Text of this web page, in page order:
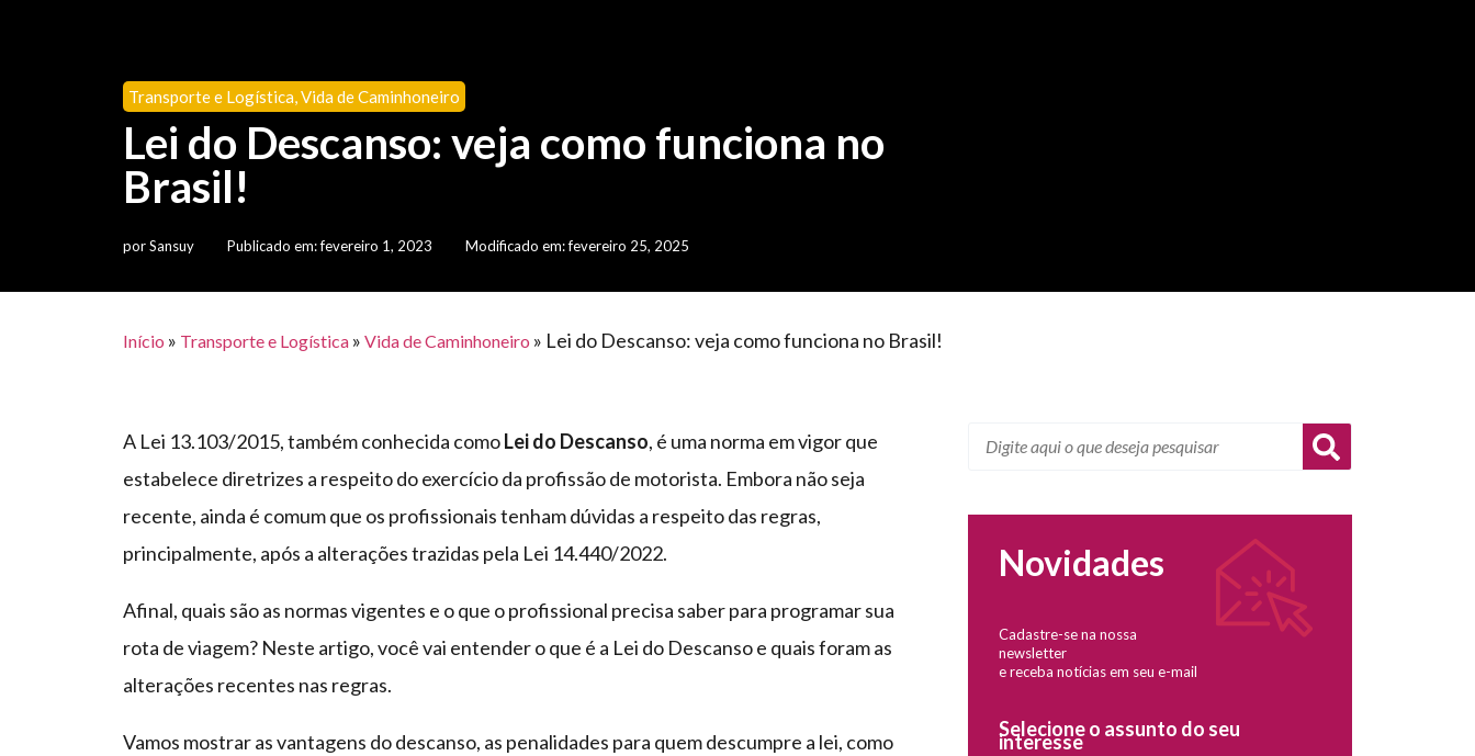
Transporte e Logística,Vida de Caminhoneiro
Lei do Descanso: veja como funciona no
Brasil!
porSansuy Publicado em:fevereiro 1, 2023 Modificado em: fevereiro 25, 2025
Início » Transporte e Logística » Vida de Caminhoneiro » Lei do Descanso: veja como funciona no Brasil!
A Lei 13.103/2015, também conhecida comoLei do Descanso, é uma norma em vigor que
estabelece diretrizes a respeito do exercício da profissão de motorista. Embora não seja
recente, ainda é comum que os profissionais tenham dúvidas a respeito das regras,
principalmente, após a alterações trazidas pela Lei 14.440/2022.
Afinal, quais são as normas vigentes e o que o profissional precisa saber para programar sua
rota de viagem? Neste artigo, você vai entender o que é a Lei do Descanso e quais foram as
alterações recentes nas regras.
Vamos mostrar as vantagens do descanso, as penalidades para quem descumpre a lei, como
Novidades
Cadastre-se na nossa
newsletter
e receba notícias em seu e-mail
Selecione o assunto do seu
interesse